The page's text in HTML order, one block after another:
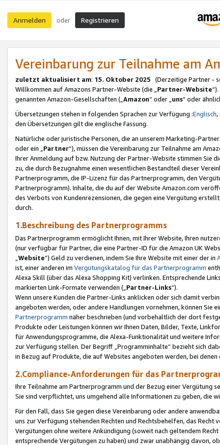
Anmelden oder Registrieren
Vereinbarung zur Teilnahme am
zuletzt aktualisiert am: 15. Oktober 2025 (Derzeitige Partner -
Willkommen auf Amazons Partner-Website (die „Partner-Website
genannten Amazon-Gesellschaften („Amazon“ oder „uns“ oder
Übersetzungen stehen in folgenden Sprachen zur Verfügung :Englisch,
den Übersetzungen gilt die englische Fassung.
Natürliche oder juristische Personen, die an unserem Marketing-
oder ein „Partner“), müssen die Vereinbarung zur Teilnahme am
Ihrer Anmeldung auf bzw. Nutzung der Partner-Website stimmen Sie
zu, die durch Bezugnahme einen wesentlichen Bestandteil dieser
Partnerprogramm, die IP-Lizenz für das Partnerprogramm, den
Partnerprogramm). Inhalte, die du auf der Website Amazon.com
des Verbots von Kundenrezensionen, die gegen eine Vergütung
durch.
1.Beschreibung des Partnerprogramms
Das Partnerprogramm ermöglicht Ihnen, mit Ihrer Website, Ihren
(nur verfügbar für Partner, die eine Partner-ID für die Amazon UK
Website“) Geld zu verdienen, indem Sie Ihre Website mit einer der in
ist, einer anderen im Vergütungskatalog für das Partnerprogramm
Alexa Skill (über das Alexa Shopping Kit) verlinken. Entsprechende
markierten Link-Formate verwenden („ Partner-Links“).
Wenn unsere Kunden die Partner-Links anklicken oder sich damit
angeboten werden, oder andere Handlungen vornehmen, können Sie
Partnerprogramm näher beschrieben (und vorbehaltlich der dort
Produkte oder Leistungen können wir Ihnen Daten, Bilder, Texte,
für Anwendungsprogramme, die Alexa-Funktionalität und weitere
zur Verfügung stellen. Der Begriff „Programminhalte“ bezieht sich
in Bezug auf Produkte, die auf Websites angeboten werden, bei
2.Compliance-Anforderungen für das
Ihre Teilnahme am Partnerprogramm und der Bezug einer Vergütung
Sie sind verpflichtet, uns umgehend alle Informationen zu geben, die
Für den Fall, dass Sie gegen diese Vereinbarung oder andere
uns zur Verfügung stehenden Rechten und Rechtsbehelfen, das
Vergütungen ohne weitere Ankündigung (soweit nach geltendem
entsprechende Vergütungen zu haben) und zwar unabhängig davon,